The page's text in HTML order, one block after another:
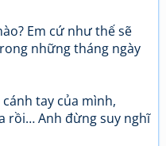
Em cứ như thế sẽ
những tháng ngày
tay của mình,
rồi… Anh đừng suy nghĩ